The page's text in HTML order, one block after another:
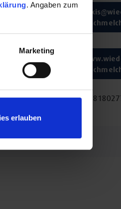
. Angaben zum
Marketing
erlauben
Fax: